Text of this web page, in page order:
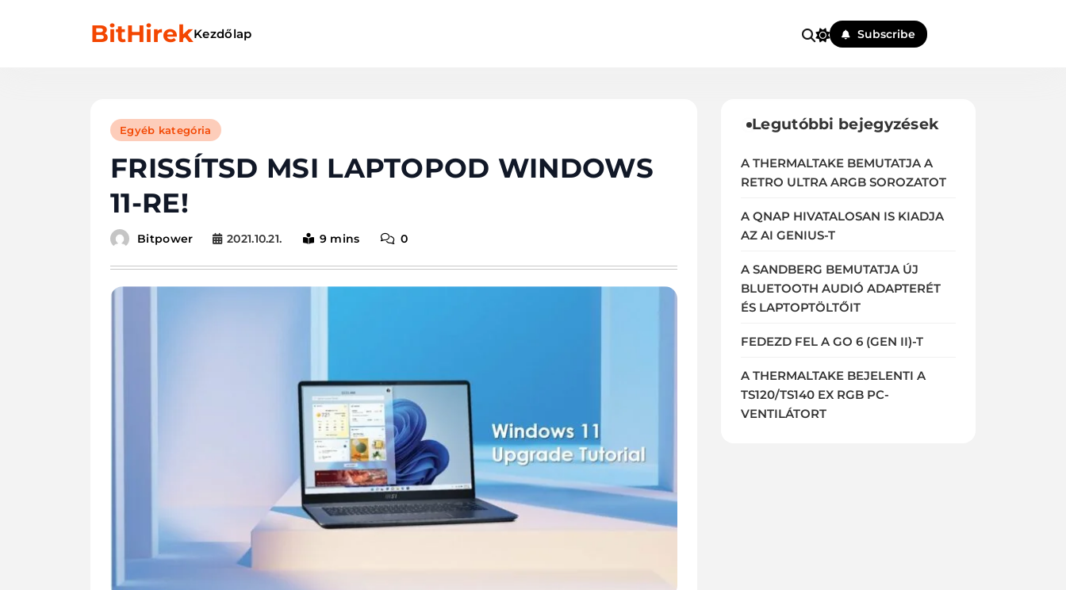
BitHirekKezdőlap Subscribe
Egyéb kategória
FRISSÍTSD MSI LAPTOPOD WINDOWS
11-RE!
Bitpower 2021.10.21. 9 mins 0
Legutóbbi bejegyzések
A THERMALTAKE BEMUTATJA A
RETRO ULTRA ARGB SOROZATOT
A QNAP HIVATALOSAN IS KIADJA
AZ AI GENIUS-T
A SANDBERG BEMUTATJA ÚJ
BLUETOOTH AUDIÓ ADAPTERÉT
ÉS LAPTOPTÖLTŐIT
FEDEZD FEL A GO 6 (GEN II)-T
A THERMALTAKE BEJELENTI A
TS120/TS140 EX RGB PC-
VENTILÁTORT